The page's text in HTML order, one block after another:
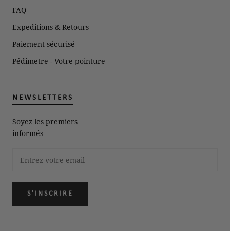
FAQ
Expeditions & Retours
Paiement sécurisé
Pédimetre - Votre pointure
NEWSLETTERS
Soyez les premiers
informés
S'INSCRIRE